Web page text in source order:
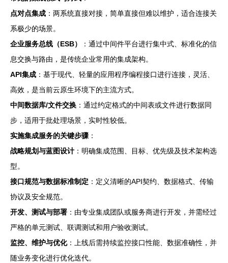
点对点集成 ：两系统直接对接，简单直接但难以维护，适合连接关
系极少的场景。
企业服务总线（ESB）
：通过中间件平台进行集中式、标准化的信
息交换与路由，是传统企业常用的集成架构。
API集成 ：基于现代、轻量的应用程序编程接口进行连接，灵活、
高效，是当前云原生环境下的主流方式。
中间数据库/文件交换 ：通过约定格式的中间表或文件进行数据同
步，适用于批处理场景，实时性较低。
实施集成服务的关键步骤 ：
战略规划与蓝图设计 ：明确集成范围、目标、优先级及技术架构选
型。
接口规范与数据标准制定 ：定义清晰的API契约、数据格式、传输
协议及安全规范。
开发、测试与部署 ：由专业集成团队或服务商进行开发，并需经过
严格的单元测试、联调测试和用户验收测试。
监控、维护与优化：上线后需持续监控接口性能、数据准确性，并
随业务变化进行优化迭代。